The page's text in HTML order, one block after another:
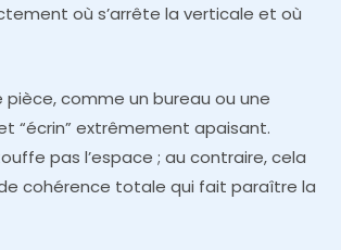
où s’arrête la verticale et où
comme un bureau ou une
“écrin” extrêmement apaisant.
pas l’espace ; au contraire, cela
cohérence totale qui fait paraître la